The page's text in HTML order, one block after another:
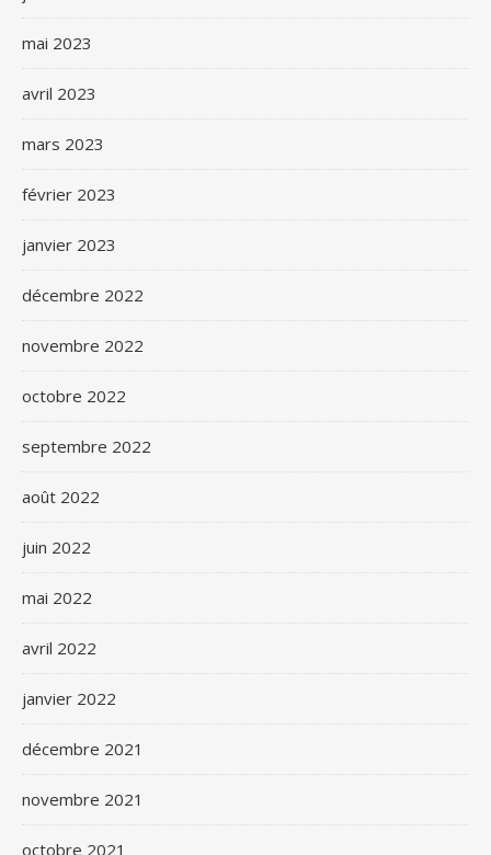
mai 2023
avril 2023
mars 2023
février 2023
janvier 2023
décembre 2022
novembre 2022
octobre 2022
septembre 2022
août 2022
juin 2022
mai 2022
avril 2022
janvier 2022
décembre 2021
novembre 2021
octobre 2021